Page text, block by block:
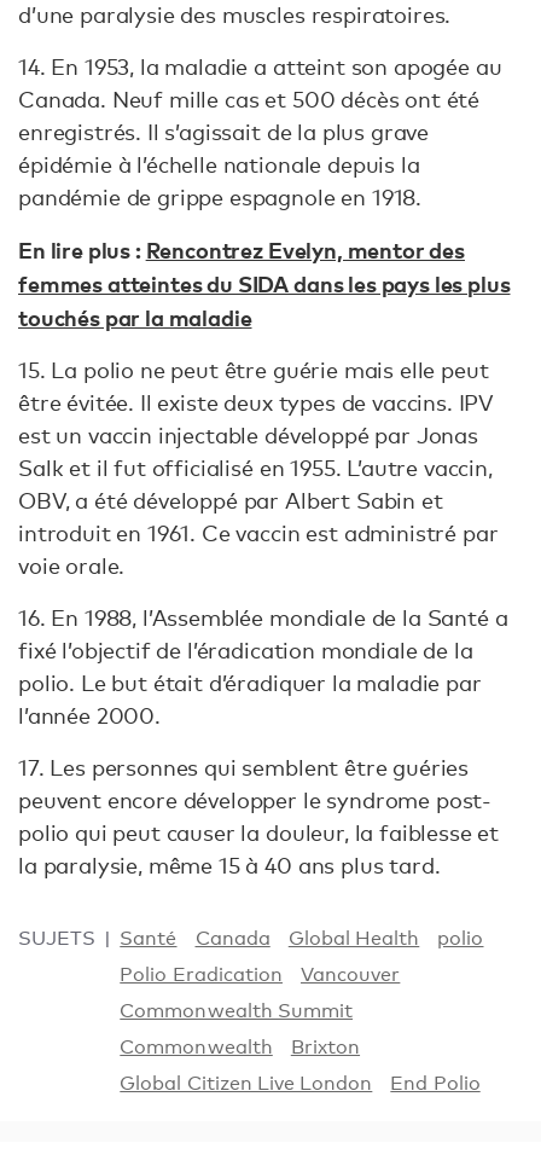
d’une paralysie des muscles respiratoires.
14. En 1953, la maladie a atteint son apogée au
Canada. Neuf mille cas et 500 décès ont été
enregistrés. Il s’agissait de la plus grave
épidémie à l’échelle nationale depuis la
pandémie de grippe espagnole en 1918.
En lire plus : Rencontrez Evelyn, mentor des
femmes atteintes du SIDA dans les pays les plus
touchés par la maladie
15. La polio ne peut être guérie mais elle peut
être évitée. Il existe deux types de vaccins. IPV
est un vaccin injectable développé par Jonas
Salk et il fut officialisé en 1955. L’autre vaccin,
OBV, a été développé par Albert Sabin et
introduit en 1961. Ce vaccin est administré par
voie orale.
16. En 1988, l’Assemblée mondiale de la Santé a
fixé l’objectif de l’éradication mondiale de la
polio. Le but était d’éradiquer la maladie par
l’année 2000.
17. Les personnes qui semblent être guéries
peuvent encore développer le syndrome post-
polio qui peut causer la douleur, la faiblesse et
la paralysie, même 15 à 40 ans plus tard.
SUJETS Santé Canada Global Health
polio
Polio Eradication
Vancouver
Commonwealth Summit
Commonwealth
Brixton
Global Citizen Live London
End Polio